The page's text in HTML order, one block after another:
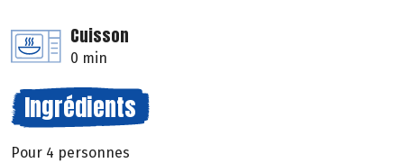
Cuisson
0 min
Ingrédients
Pour 4 personnes